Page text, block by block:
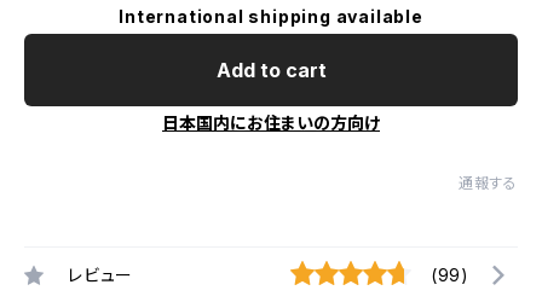
International shipping available
Add to cart
日本国内にお住まいの方向け
通報する
レビュー (99)